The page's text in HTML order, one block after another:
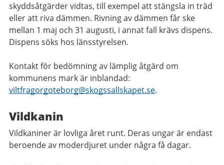
skyddsåtgärder vidtas, till exempel att stängsla in träd
eller att riva dämmen. Rivning av dämmen får ske
mellan 1 maj och 31 augusti, i annat fall krävs dispens.
Dispens söks hos länsstyrelsen.
Kontakt för bedömning av lämplig åtgärd om
kommunens mark är inblandad:
viltfragorgoteborg@skogssallskapet.se.
Vildkanin
Vildkaniner är lovliga året runt. Deras ungar är endast
beroende av moderdjuret under några få dagar.